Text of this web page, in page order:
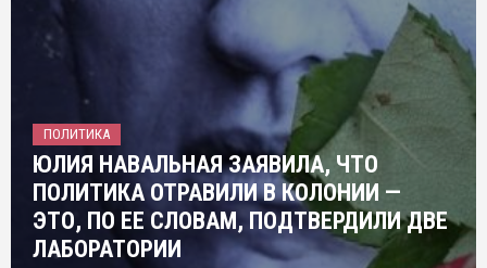
ПОЛИТИКА
ЮЛИЯ НАВАЛЬНАЯ ЗАЯВИЛА, ЧТО
ПОЛИТИКА ОТРАВИЛИ В КОЛОНИИ —
ЭТО, ПО ЕЕ СЛОВАМ, ПОДТВЕРДИЛИ ДВЕ
ЛАБОРАТОРИИ